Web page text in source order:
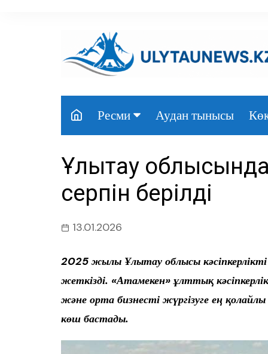
Ресми
Үкімет
Парламент
Облыс әкімдігі
Аудан тынысы
Ұлытау облысында
серпін берілді
13.01.2026
2025 жылы Ұлытау облысы
жеткізді. «Атамекен» ұлттық
және орта бизнесті жүргізуге ең
көш бастады.